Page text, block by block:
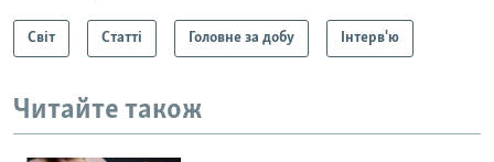
Світ Статті Головне за добу Інтерв'ю
Читайте також